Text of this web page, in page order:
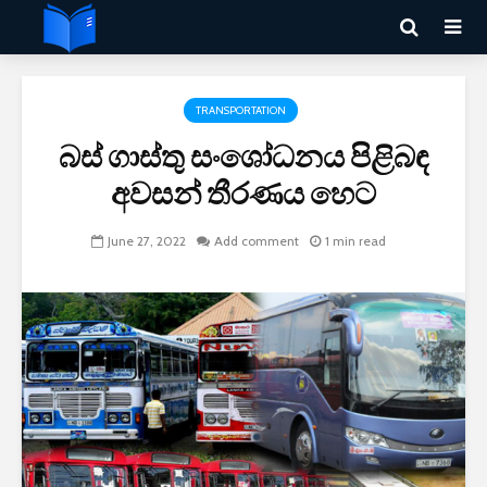
TRANSPORTATION
බස් ගාස්තු සංශෝධනය පිළිබඳ
අවසන් තීරණය හෙට
June 27, 2022 Add comment 1 min read